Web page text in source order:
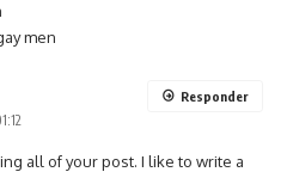
men
all of your post. I like to write a
Responder